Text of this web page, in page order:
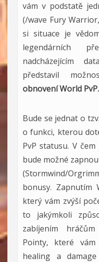
vám v podstatě
(/wave Fury
si situace je
legendárních
nadcházejícím
představil
obnovení World PvP.
Bude se jednat o
o funkci, kterou
PvP statusu. V
bude možné
(Stormwind/
bonusy. Zapnutím
který vám zvýší
to jakýmkoli
zabíjením
Pointy, které
healing a